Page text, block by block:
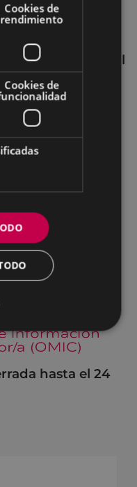
Pleno Municipal
2026
hasta el 24
Cookies de
rendimiento
Cookies de